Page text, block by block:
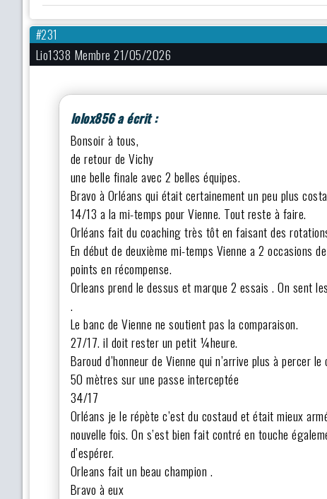
#231
Lio1338 Membre 21/05/2026
lolox856 a écrit :
Bonsoir à tous,
de retour de Vichy
une belle finale avec 2 belles équipes.
Bravo à Orléans qui était certainement un peu plus
14/13 a la mi-temps pour Vienne. Tout reste à faire.
Orléans fait du coaching très tôt en faisant des
En début de deuxième mi-temps Vienne a 2 occasions
points en récompense.
Orleans prend le dessus et marque 2 essais . On sent
.
Le banc de Vienne ne soutient pas la comparaison.
27/17. il doit rester un petit ¼heure.
Baroud d’honneur de Vienne qui n’arrive plus à
50 mètres sur une passe interceptée
34/17
Orléans je le répète c’est du costaud et était mieux
nouvelle fois. On s’est bien fait contré en touche
d’espérer.
Orleans fait un beau champion .
Bravo à eux